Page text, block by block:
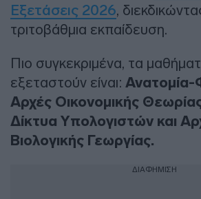
Εξετάσεις 2026,
τριτοβάθμια εκπαίδευση.
Πιο συγκεκριμένα, τα
εξεταστούν είναι: Ανατομία-
Αρχές Οικονομικής
Δίκτυα Υπολογιστών και
Βιολογικής Γεωργίας.
ΔΙΑΦΗΜΙΣΗ